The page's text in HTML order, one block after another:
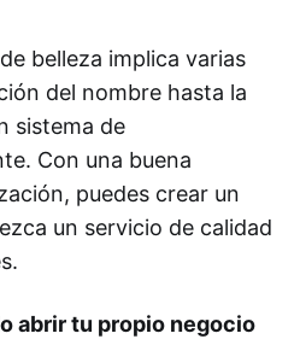
belleza implica varias
del nombre hasta la
sistema de
Con una buena
puedes crear un
un servicio de calidad
abrir tu propio negocio